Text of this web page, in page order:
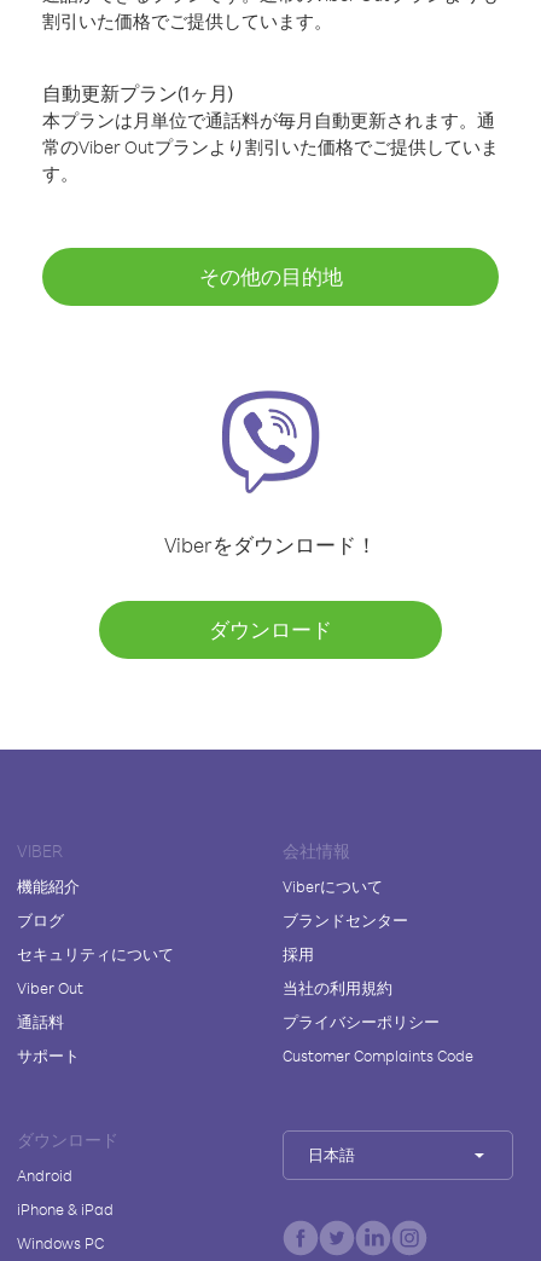
割引いた価格でご提供しています。
自動更新プラン(1ヶ月)
本プランは月単位で通話料が毎月自動更新されます。通
常のViber Outプランより割引いた価格でご提供していま
す。
その他の目的地
Viberをダウンロード！
ダウンロード
VIBER
機能紹介
ブログ
セキュリティについて
Viber Out
通話料
サポート
会社情報
Viberについて
ブランドセンター
採用
当社の利用規約
プライバシーポリシー
Customer Complaints Code
ダウンロード
Android
iPhone & iPad
Windows PC
日本語